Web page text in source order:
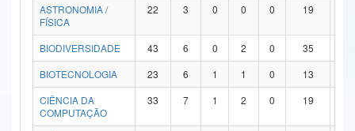
Secretaria de Governo
Advocacia-Geral da União
Banco Central do Brasil
ASTRONOMIA /
FÍSICA
22 3 0 0 0 19
BIODIVERSIDADE 43 6 0 2 0 35
BIOTECNOLOGIA
23 6 1 1 0 13
CIÊNCIA DA
COMPUTAÇÃO
33 7 1 2 0 19